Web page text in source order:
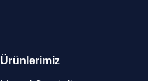
Ürünlerimiz